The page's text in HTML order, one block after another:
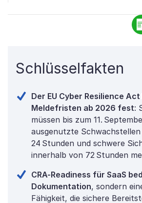
Schlüsselfakten
Der EU Cyber Resilience
Meldefristen ab 2026 fest:
müssen bis zum 11.
ausgenutzte
24 Stunden und schwere
innerhalb von 72 Stunden
CRA-Readiness für SaaS
Dokumentation, sondern
Fähigkeit, die sichere